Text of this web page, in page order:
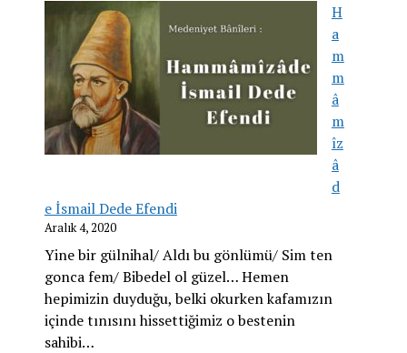
H
a
m
m
â
m
îz
â
d
e İsmail Dede Efendi
Aralık 4, 2020
Yine bir gülnihal/ Aldı bu gönlümü/ Sim ten
gonca fem/ Bibedel ol güzel… Hemen
hepimizin duyduğu, belki okurken kafamızın
içinde tınısını hissettiğimiz o bestenin
sahibi…